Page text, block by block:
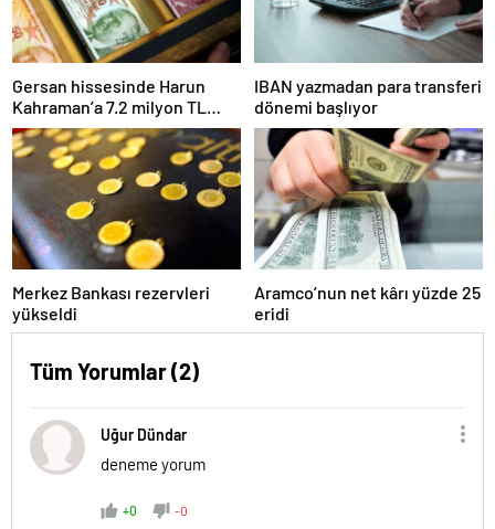
Gersan hissesinde Harun
Kahraman’a 7.2 milyon TL
para cezası
IBAN yazmadan para transferi
dönemi başlıyor
Merkez Bankası rezervleri
yükseldi
Aramco’nun net kârı yüzde 25
eridi
Tüm Yorumlar (2)
Uğur Dündar
deneme yorum
+0 -0